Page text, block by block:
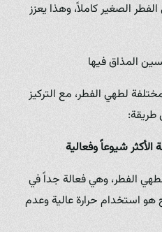
الصغير كاملاً، وهذا يعزز
المذاق فيها
لطهي الفطر، مع التركيز
الفطر، وهي فعالة جداً في
هو استخدام حرارة عالية وعدم